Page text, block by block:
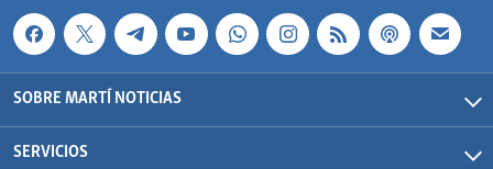
SOBRE MARTÍ NOTICIAS
SERVICIOS